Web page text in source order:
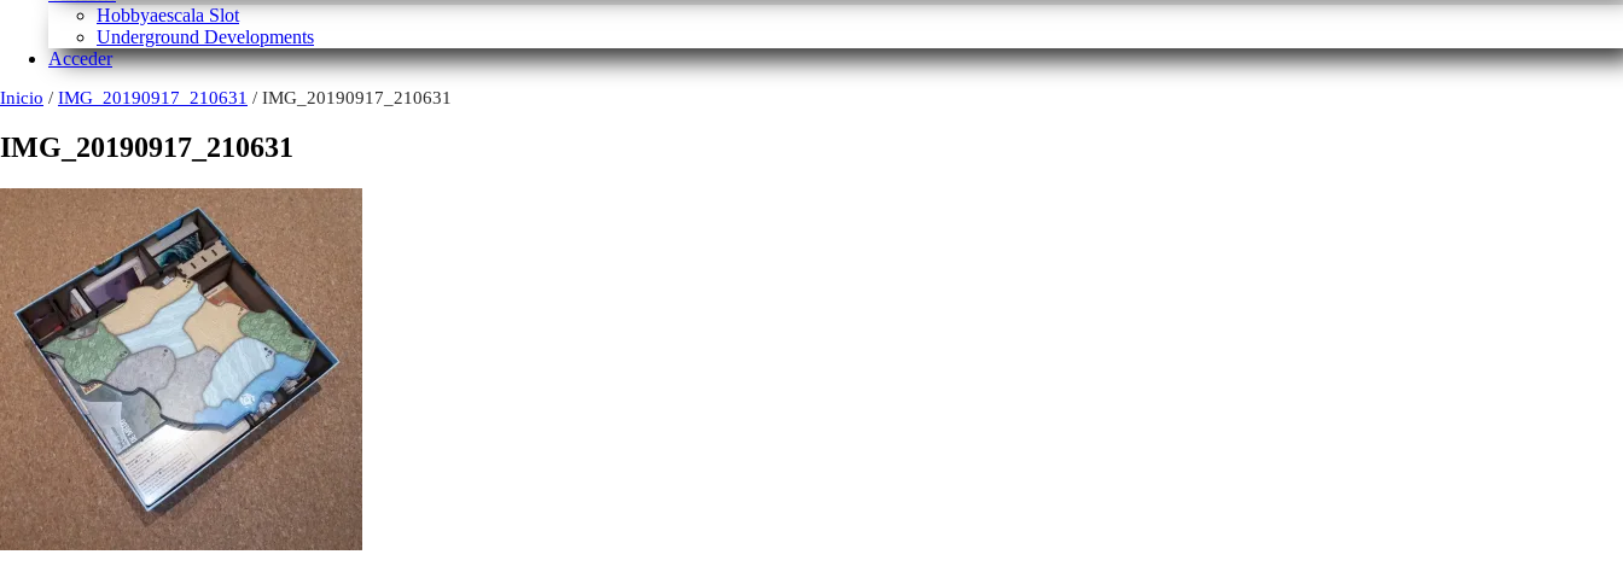
Hobbyaescala Slot
Underground Developments
Acceder
Inicio / IMG_20190917_210631 / IMG_20190917_210631
IMG_20190917_210631